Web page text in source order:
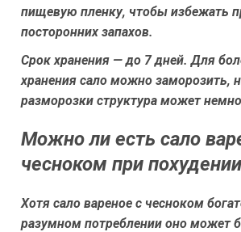
пищевую пленку, чтобы избежать
посторонних запахов.
Срок хранения — до 7 дней. Для
хранения сало можно заморозить,
разморозки структура может
Можно ли есть сало
чесноком при
Хотя сало вареное с чесноком
разумном потреблении оно может